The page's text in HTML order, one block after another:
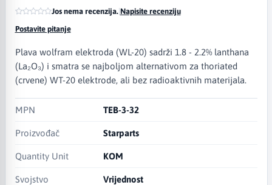
Jos nema recenzija.|Napisite recenziju
Postavite pitanje
Plava wolfram elektroda (WL-20) sadrži 1.8 - 2.2% lanthana
(La₂O₃) i smatra se najboljom alternativom za thoriated
(crvene) WT-20 elektrode, ali bez radioaktivnih materijala.
MPN TEB-3-32
Proizvođač Starparts
Quantity Unit KOM
Svojstvo Vrijednost